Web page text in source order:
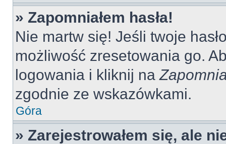
» Zapomniałem hasła!
Nie martw się! Jeśli twoje
możliwość zresetowania go.
logowania i kliknij na
zgodnie ze wskazówkami.
Góra
» Zarejestrowałem się, ale